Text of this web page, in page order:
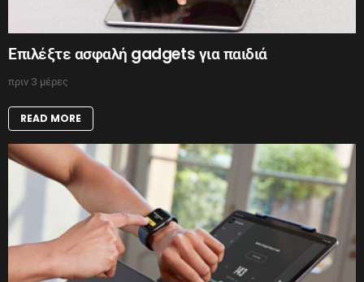
Επιλέξτε ασφαλή gadgets για παιδιά
πριν 3 μέρες
READ MORE